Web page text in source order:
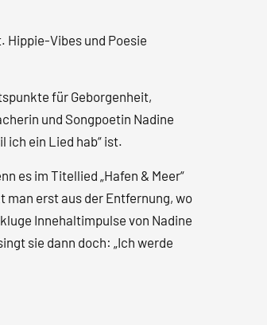
Hippie-Vibes und Poesie
für Geborgenheit,
und Songpoetin Nadine
ich ein Lied hab“ ist.
es im Titellied „Hafen & Meer“
man erst aus der Entfernung, wo
Innehaltimpulse von Nadine
sie dann doch: „Ich werde